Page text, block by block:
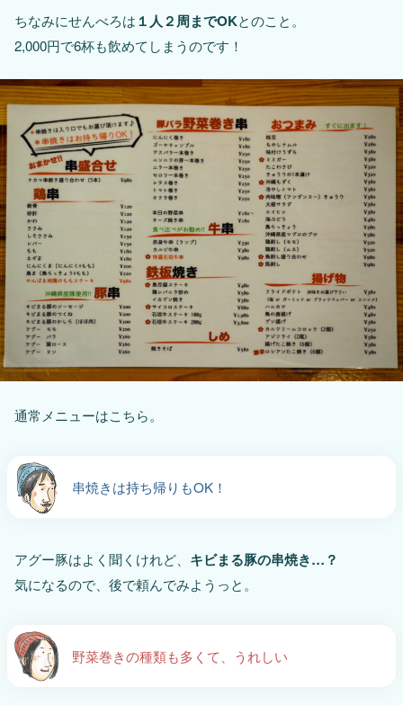
ちなみにせんべろは１人２周までOKとのこと。
2,000円で6杯も飲めてしまうのです！
通常メニューはこちら。
串焼きは持ち帰りもOK！
アグー豚はよく聞くけれど、 キビまる豚の串焼き…？
気になるので、後で頼んでみようっと。
野菜巻きの種類も多くて、うれしい